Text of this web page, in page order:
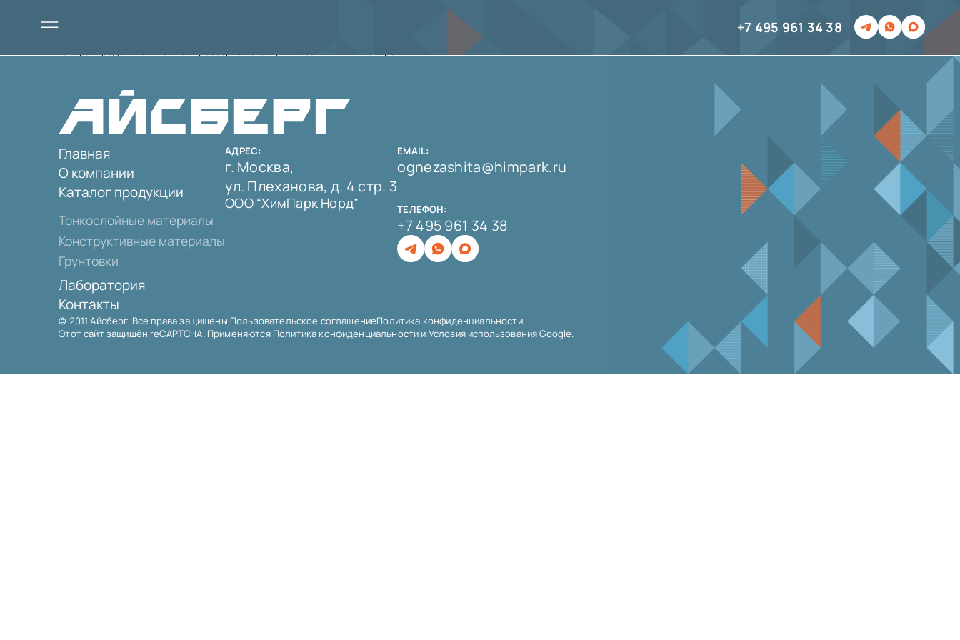
+7 495 961 34 38
Главная
О компании
Каталог продукции
Тонкослойные материалы
Конструктивные материалы
Грунтовки
Лаборатория
Контакты
АДРЕС:
г. Москва,
ул. Плеханова, д. 4 стр. 3
ООО “ХимПарк Норд”
EMAIL:
ognezashita@himpark.ru
ТЕЛЕФОН:
+7 495 961 34 38
© 2011 Айсберг. Все права защищены.Пользовательское соглашениеПолитика конфиденциальности
Этот сайт защищён reCAPTCHA. Применяются Политика конфиденциальности и Условия использованияGoogle.